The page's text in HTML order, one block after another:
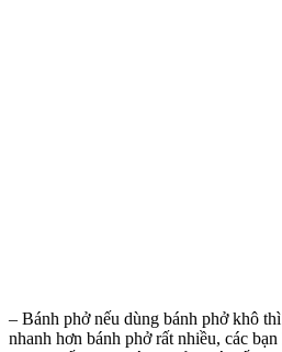
– Bánh phở nếu dùng bánh phở khô
nhanh hơn bánh phở rất nhiều, các